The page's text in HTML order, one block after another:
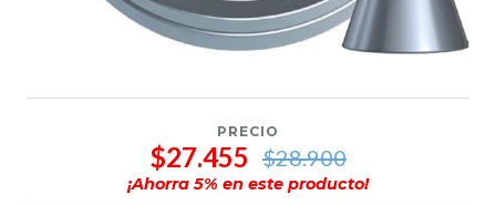
PRECIO
$27.455 $28.900
¡Ahorra5% en este producto!